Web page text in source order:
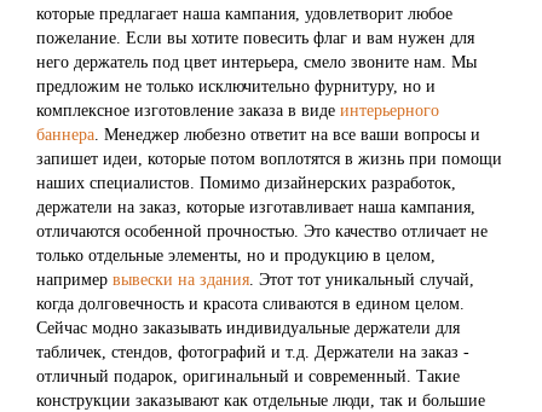
которые предлагает наша кампания, удовлетворит любое
пожелание. Если вы хотите повесить флаг и вам нужен для
него держатель под цвет интерьера, смело звоните нам. Мы
предложим не только исключительно фурнитуру, но и
комплексное изготовление заказа в виде интерьерного
баннера . Менеджер любезно ответит на все ваши вопросы и
запишет идеи, которые потом воплотятся в жизнь при помощи
наших специалистов. Помимо дизайнерских разработок,
держатели на заказ, которые изготавливает наша кампания,
отличаются особенной прочностью. Это качество отличает не
только отдельные элементы, но и продукцию в целом,
например вывески на здания . Этот тот уникальный случай,
когда долговечность и красота сливаются в едином целом.
Сейчас модно заказывать индивидуальные держатели для
табличек, стендов, фотографий и т.д. Держатели на заказ -
отличный подарок, оригинальный и современный. Такие
конструкции заказывают как отдельные люди, так и большие